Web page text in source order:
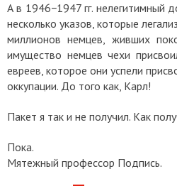
А в 1946−1947 гг. нелегитимный
несколько указов, которые
миллионов немцев, живших
имущество немцев чехи
евреев, которое они успели
оккупации. До того как, Карл!
Пакет я так и не получил. Как
Пока.
Мятежный профессор Подпись.